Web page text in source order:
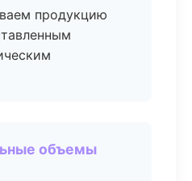
продукцию
объемы